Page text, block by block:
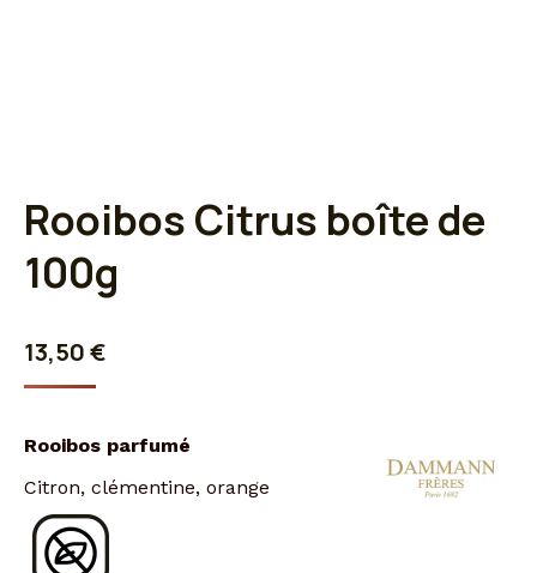
Rooibos Citrus boîte de
100g
13,50€
Rooibos parfumé
Citron, clémentine, orange